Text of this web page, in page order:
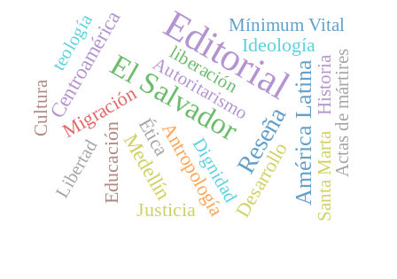
Editorial
El SalvadorReseñaAmérica Latina
Centroamérica
Medellín
Migración
Ideología
Antropología
Educación Ética
Desarrollo
Justicia
teología
Autoritarismo Historia
Libertad
liberación
Cultura
Mínimum Vital
Santa Marta
Dignidad Actas de mártires